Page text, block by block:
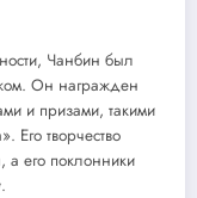
Чанбин был
Он награжден
и призами, такими
Его творчество
а его поклонники